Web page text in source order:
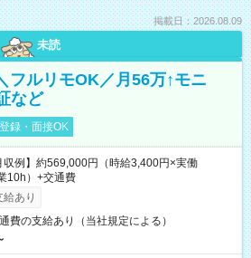
掲載日：2026.08.09
未読
フルリモOK／月56万↑モニ
など
録・面接OK
収例】約569,000円（時給3,400円×実働
10h）+交通費
あり
費の支給あり（当社規定による）